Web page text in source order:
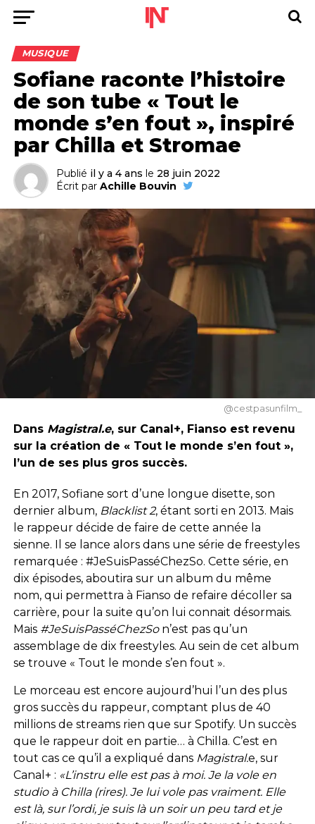
MUSIQUE
Sofiane raconte l’histoire
de son tube « Tout le
monde s’en fout », inspiré
par Chilla et Stromae
Publié il y a 4 ans le 28 juin 2022
Écrit par Achille Bouvin
@cestpasunfilm_
Dans Magistral.e, sur Canal+, Fianso est revenu
sur la création de « Tout le monde s’en fout »,
l’un de ses plus gros succès.
En 2017, Sofiane sort d’une longue disette, son
dernier album, Blacklist 2, étant sorti en 2013. Mais
le rappeur décide de faire de cette année la
sienne. Il se lance alors dans une série de freestyles
remarquée : #JeSuisPasséChezSo. Cette série, en
dix épisodes, aboutira sur un album du même
nom, qui permettra à Fianso de refaire décoller sa
carrière, pour la suite qu’on lui connait désormais.
Mais #JeSuisPasséChezSo n’est pas qu’un
assemblage de dix freestyles. Au sein de cet album
se trouve « Tout le monde s’en fout ».
Le morceau est encore aujourd’hui l’un des plus
gros succès du rappeur, comptant plus de 40
millions de streams rien que sur Spotify. Un succès
que le rappeur doit en partie… à Chilla. C’est en
tout cas ce qu’il a expliqué dans Magistral.e, sur
Canal+ : «L’instru elle est pas à moi. Je la vole en
studio à Chilla (rires). Je lui vole pas vraiment. Elle
est là, sur l’ordi, je suis là un soir un peu tard et je